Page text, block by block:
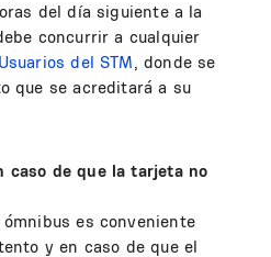
del día siguiente a la
concurrir a cualquier
del STM, donde se
que se acreditará a su
caso de que la tarjeta no
es conveniente
y en caso de que el